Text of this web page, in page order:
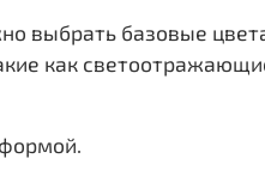
выбрать базовые
как